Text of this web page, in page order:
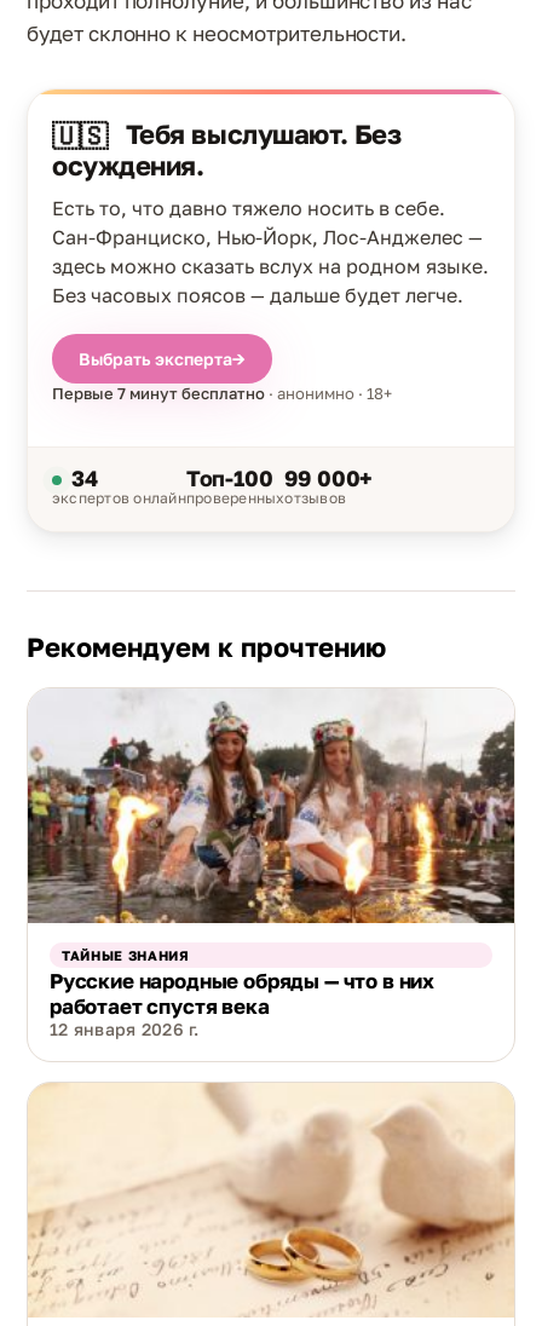
будет склонно к неосмотрительности.
🇺🇸 Тебя выслушают. Без
осуждения.
Есть то, что давно тяжело носить в себе.
Сан-Франциско, Нью-Йорк, Лос-Анджелес —
здесь можно сказать вслух на родном языке.
Без часовых поясов — дальше будет легче.
Выбрать эксперта→
Первые 7 минут бесплатно · анонимно · 18+
34
экспертов онлайн
Топ-100
проверенных
99 000+
отзывов
Рекомендуем к прочтению
ТАЙНЫЕ ЗНАНИЯ
Русские народные обряды — что в них
работает спустя века
12 января 2026 г.